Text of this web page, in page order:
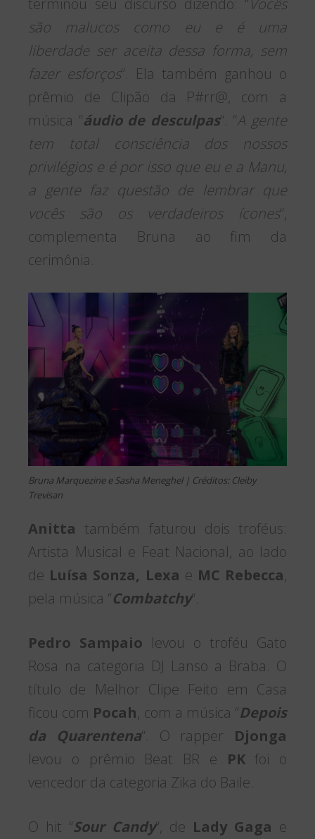
terminou seu discurso dizendo: “Vocês
são malucos como eu e é uma
liberdade ser aceita dessa forma, sem
fazer esforços“. Ela também ganhou o
prêmio de Clipão da P#rr@, com a
música “áudio de desculpas“. “A gente
tem total consciência dos nossos
privilégios e é por isso que eu e a Manu,
a gente faz questão de lembrar que
vocês são os verdadeiros ícones“,
complementa Bruna ao fim da
cerimônia.
Bruna Marquezine e Sasha Meneghel | Créditos: Cleiby
Trevisan
Anitta também faturou dois troféus:
Artista Musical e Feat Nacional, ao lado
de Luísa Sonza, Lexa e MC Rebecca,
pela música “Combatchy“.
Pedro Sampaio levou o troféu Gato
Rosa na categoria DJ Lanso a Braba. O
título de Melhor Clipe Feito em Casa
ficou com Pocah, com a música “Depois
da Quarentena“. O rapper Djonga
levou o prêmio Beat BR e PKfoi o
vencedor da categoria Zika do Baile.
O hit “Sour Candy“, de Lady Gaga e